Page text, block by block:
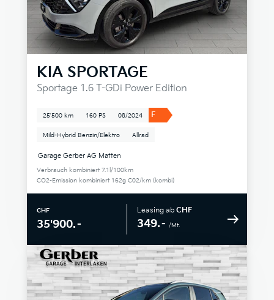
KIA SPORTAGE
Sportage 1.6 T-GDi Power Edition
25'500 km 160 PS 08/2024 F
Mild-Hybrid Benzin/Elektro Allrad
Garage Gerber AG Matten
Verbrauch kombiniert 7.1l/100km
CO2-Emission kombiniert 162g C02/km (kombi)
CHF
35'900.–
Leasing ab CHF
349.– /Mt.